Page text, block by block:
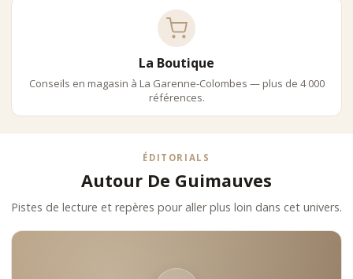
La Boutique
Conseils en magasin à La Garenne-Colombes — plus de 4 000
références.
ÉDITORIALS
Autour De Guimauves
Pistes de lecture et repères pour aller plus loin dans cet univers.